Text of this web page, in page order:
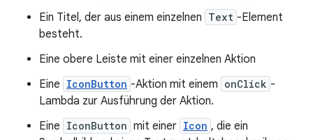
Ein Titel, der aus einem einzelnen Text -Element
besteht.
Eine obere Leiste mit einer einzelnen Aktion
Eine IconButton -Aktion mit einem onClick -
Lambda zur Ausführung der Aktion.
Eine IconButton mit einer Icon , die ein